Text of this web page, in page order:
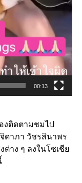
00:13
งติดตามชมไป
ดาภา วัชรสินาพร
ต่าง ๆ ลงในโซเชีย